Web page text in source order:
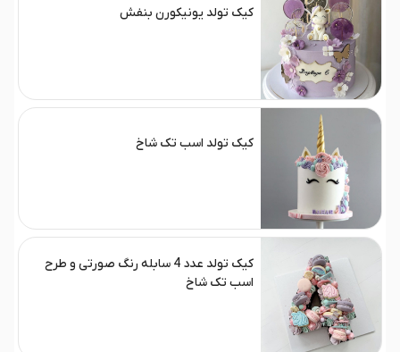
کیک تولد یونیکورن بنفش
کیک تولد اسب تک شاخ
کیک تولد عدد 4 سابله رنگ صورتی و طرح
اسب تک شاخ